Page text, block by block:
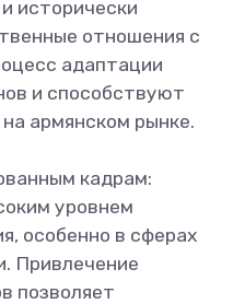
исторически
отношения с
адаптации
и способствуют
армянском рынке.
кадрам:
уровнем
особенно в сферах
Привлечение
позволяет